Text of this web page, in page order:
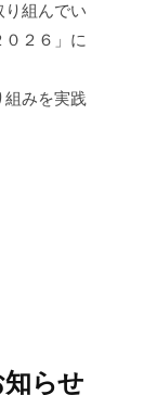
組んでい
２６」に
みを実践
知らせ